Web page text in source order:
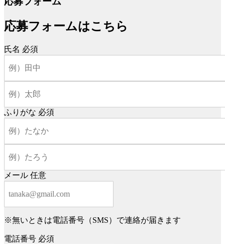
応募フォームはこちら
氏名 必須
ふりがな 必須
メール 任意
※無いときは電話番号（SMS）で連絡が届きます
電話番号 必須